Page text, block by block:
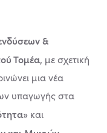
&
Τομέα, με σχετική
μια νέα
υπαγωγής στα
και